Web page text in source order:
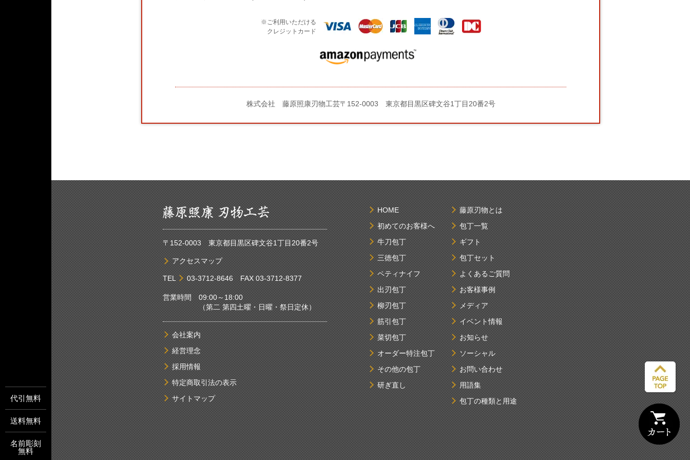
※ご利用いただける
クレジットカード
株式会社 藤原照康刃物工芸〒152-0003 東京都目黒区碑文谷1丁目20番2号
〒152-0003 東京都目黒区碑文谷1丁目20番2号
アクセスマップ
TEL 03-3712-8646FAX 03-3712-8377
営業時間 09:00～18:00
（第二 第四土曜・日曜・祭日定休）
会社案内
経営理念
採用情報
特定商取引法の表示
サイトマップ
HOME
初めてのお客様へ
牛刀包丁
三徳包丁
ペティナイフ
出刃包丁
柳刃包丁
筋引包丁
菜切包丁
オーダー特注包丁
その他の包丁
研ぎ直し
藤原刃物とは
包丁一覧
ギフト
包丁セット
よくあるご質問
お客様事例
メディア
イベント情報
お知らせ
ソーシャル
お問い合わせ
用語集
包丁の種類と用途
代引無料
送料無料
名前彫刻
無料